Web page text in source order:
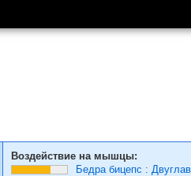
Воздействие на мышцы:
Бедра бицепс :